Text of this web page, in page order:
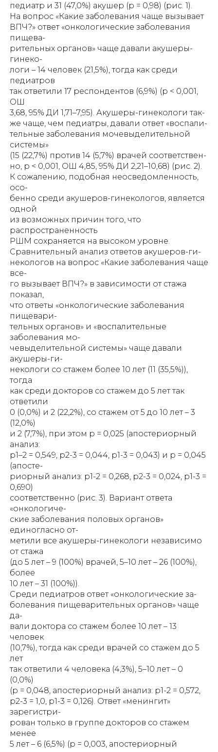
педиатр и 31 (47,0%) акушер (р = 0,98) (рис. 1).
На вопрос «Какие заболевания чаще вызывает
ВПЧ?» ответ «онкологические заболевания
пищева-
рительных органов» чаще давали акушеры-
гинеко-
логи – 14 человек (21,5%), тогда как среди
педиатров
так ответили 17 респондентов (6,9%) (р < 0,001,
ОШ
3,68, 95% ДИ 1,71–7,95). Акушеры-гинекологи так-
же чаще, чем педиатры, давали ответ «воспали-
тельные заболевания мочевыделительной
системы»
(15 (22,7%) против 14 (5,7%) врачей соответствен-
но, р < 0,001, ОШ 4,85, 95% ДИ 2,21–10,68) (рис. 2).
К сожалению, подобная неосведомленность,
осо-
бенно среди акушеров-гинекологов, является
одной
из возможных причин того, что
распространенность
РШМ сохраняется на высоком уровне.
Сравнительный анализ ответов акушеров-ги-
некологов на вопрос «Какие заболевания чаще
все-
го вызывает ВПЧ?» в зависимости от стажа
показал,
что ответы «онкологические заболевания
пищевари-
тельных органов» и «воспалительные
заболевания мо-
чевыделительной системы» чаще давали
акушеры-ги-
некологи со стажем более 10 лет (11 (35,5%)),
тогда
как среди докторов со стажем до 5 лет так
ответили
0 (0,0%) и 2 (22,2%), со стажем от 5 до 10 лет – 3
(12,0%)
и 2 (7,7%), при этом р = 0,025 (апостериорный
анализ:
р1–2 = 0,549, р2-3 = 0,044, р1-3 = 0,043) и р = 0,045
(апосте-
риорный анализ: р1-2 = 0,268, р2-3 = 0,024, р1-3 =
0,690)
соответственно (рис. 3). Вариант ответа
«онкологиче-
ские заболевания половых органов»
единогласно от-
метили все акушеры-гинекологи независимо
от стажа
(до 5 лет – 9 (100%) врачей, 5–10 лет – 26 (100%),
более
10 лет – 31 (100%)).
Среди педиатров ответ «онкологические за-
болевания пищеварительных органов» чаще
да-
вали доктора со стажем более 10 лет – 13
человек
(10,7%), тогда как среди врачей со стажем до 5
лет
так ответили 4 человека (4,3%), 5–10 лет – 0
(0,0%)
(р = 0,048, апостериорный анализ: р1-2 = 0,572,
р2-3 = 1,0, р1-3 = 0,126). Ответ «менингит»
зарегистри-
рован только в группе докторов со стажем
менее
5 лет – 6 (6,5%) (р = 0,003, апостериорный